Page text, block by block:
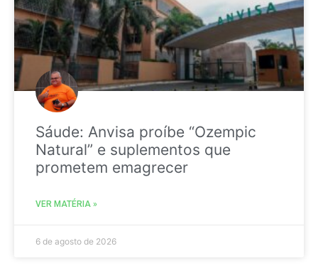
Sáude: Anvisa proíbe “Ozempic
Natural” e suplementos que
prometem emagrecer
VER MATÉRIA »
6 de agosto de 2026